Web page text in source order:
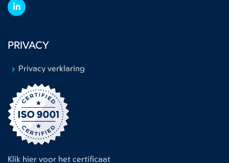
PRIVACY
Privacy verklaring
Klik hier voor het certificaat